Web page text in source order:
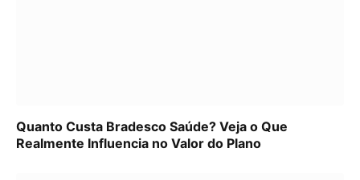
Quanto Custa Bradesco Saúde? Veja o Que
Realmente Influencia no Valor do Plano